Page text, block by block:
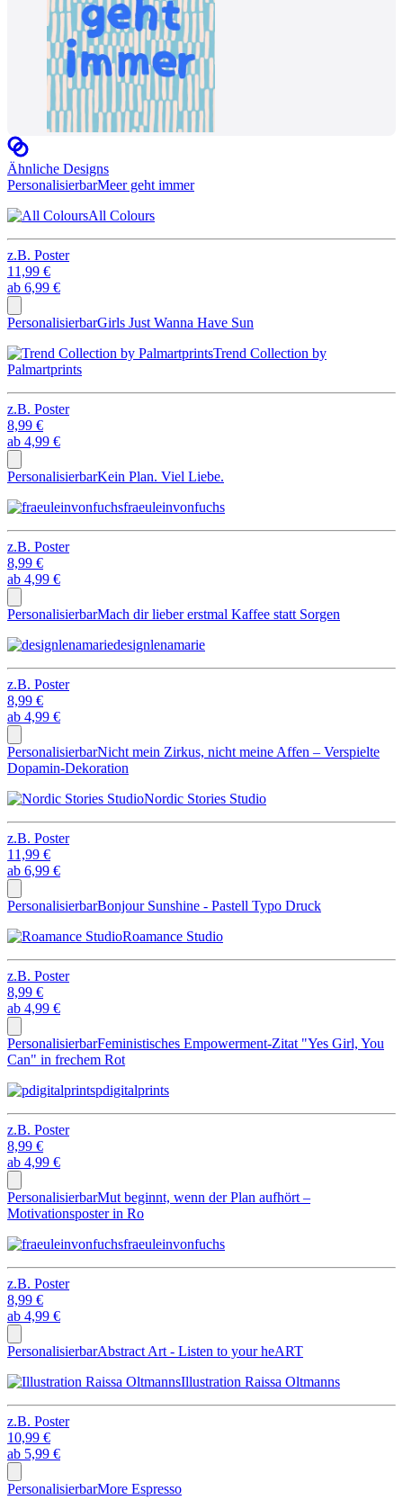
Ähnliche Designs
PersonalisierbarMeer geht immer
All Colours
z.B. Poster
11,99 €
ab 6,99 €
PersonalisierbarGirls Just Wanna Have Sun
Trend Collection by
Palmartprints
z.B. Poster
8,99 €
ab 4,99 €
PersonalisierbarKein Plan. Viel Liebe.
fraeuleinvonfuchs
z.B. Poster
8,99 €
ab 4,99 €
PersonalisierbarMach dir lieber erstmal Kaffee statt Sorgen
designlenamarie
z.B. Poster
8,99 €
ab 4,99 €
PersonalisierbarNicht mein Zirkus, nicht meine Affen – Verspielte
Dopamin-Dekoration
Nordic Stories Studio
z.B. Poster
11,99 €
ab 6,99 €
PersonalisierbarBonjour Sunshine - Pastell Typo Druck
Roamance Studio
z.B. Poster
8,99 €
ab 4,99 €
PersonalisierbarFeministisches Empowerment-Zitat "Yes Girl, You
Can" in frechem Rot
pdigitalprints
z.B. Poster
8,99 €
ab 4,99 €
PersonalisierbarMut beginnt, wenn der Plan aufhört –
Motivationsposter in Ro
fraeuleinvonfuchs
z.B. Poster
8,99 €
ab 4,99 €
PersonalisierbarAbstract Art - Listen to your heART
Illustration Raissa Oltmanns
z.B. Poster
10,99 €
ab 5,99 €
PersonalisierbarMore Espresso